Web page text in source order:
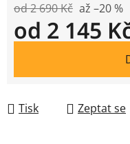
od 2 690 Kč až –20 %
od 2 145
Tisk Zeptat se